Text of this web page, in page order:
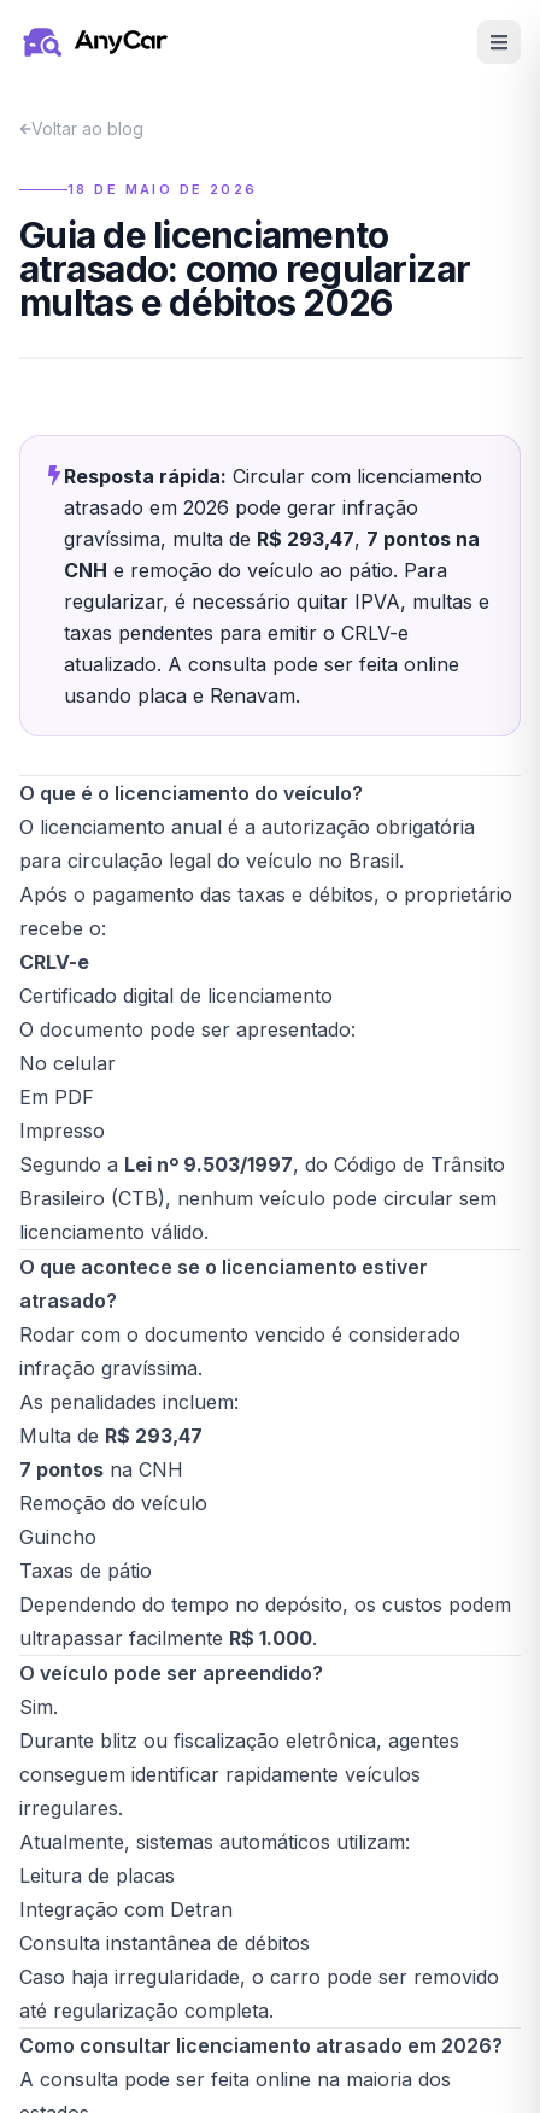
Voltar ao blog
18 DE MAIO DE 2026
Guia de licenciamento
atrasado: como regularizar
multas e débitos 2026
Resposta rápida: Circular com licenciamento
atrasado em 2026 pode gerar infração
gravíssima, multa de R$ 293,47, 7 pontos na
CNH e remoção do veículo ao pátio. Para
regularizar, é necessário quitar IPVA, multas e
taxas pendentes para emitir o CRLV-e
atualizado. A consulta pode ser feita online
usando placa e Renavam.
O que é o licenciamento do veículo?
O licenciamento anual é a autorização obrigatória
para circulação legal do veículo no Brasil.
Após o pagamento das taxas e débitos, o proprietário
recebe o:
CRLV-e
Certificado digital de licenciamento
O documento pode ser apresentado:
No celular
Em PDF
Impresso
Segundo a Lei nº 9.503/1997, do Código de Trânsito
Brasileiro (CTB), nenhum veículo pode circular sem
licenciamento válido.
O que acontece se o licenciamento estiver
atrasado?
Rodar com o documento vencido é considerado
infração gravíssima.
As penalidades incluem:
Multa de R$ 293,47
7 pontos na CNH
Remoção do veículo
Guincho
Taxas de pátio
Dependendo do tempo no depósito, os custos podem
ultrapassar facilmente R$ 1.000.
O veículo pode ser apreendido?
Sim.
Durante blitz ou fiscalização eletrônica, agentes
conseguem identificar rapidamente veículos
irregulares.
Atualmente, sistemas automáticos utilizam:
Leitura de placas
Integração com Detran
Consulta instantânea de débitos
Caso haja irregularidade, o carro pode ser removido
até regularização completa.
Como consultar licenciamento atrasado em 2026?
A consulta pode ser feita online na maioria dos